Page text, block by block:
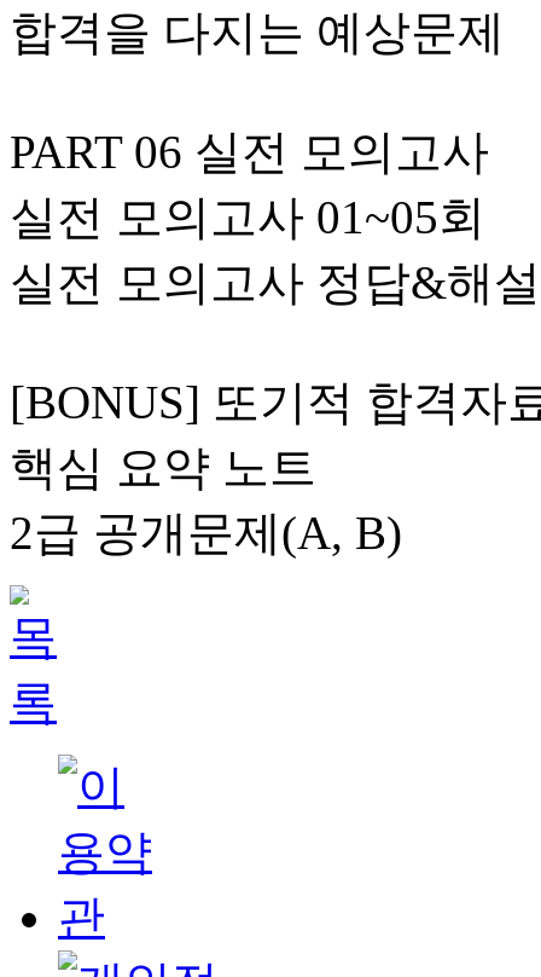
합격을 다지는 예상문제
PART 06 실전 모의고사
실전 모의고사 01~05회
실전 모의고사 정답&해설
[BONUS] 또기적 합격자
핵심 요약 노트
2급 공개문제(A, B)